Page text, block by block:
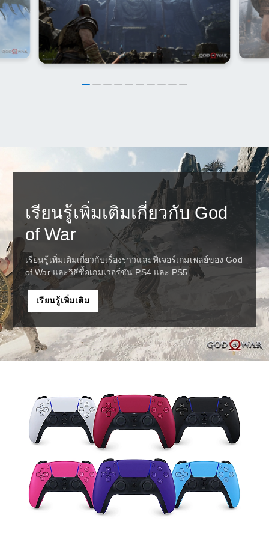
เรียนรู้เพิ่มเติมเกี่ยวกับ God
of War
เรียนรู้เพิ่มเติมเกี่ยวกับเรื่องราวและฟีเจอร์เกมเพลย์ของ God
of War และวิธีซื้อเกมเวอร์ชัน PS4 และ PS5
เรียนรู้เพิ่มเติม